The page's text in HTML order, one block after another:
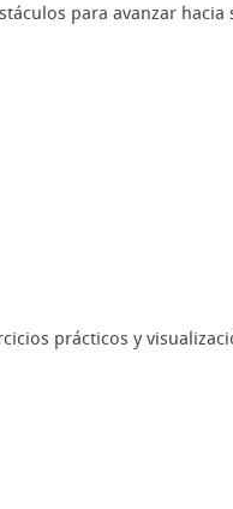
para avanzar hacia
prácticos y